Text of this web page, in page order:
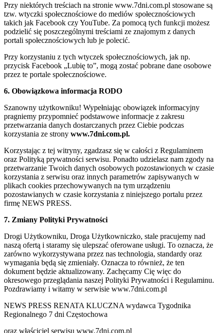
Przy niektórych treściach na stronie www.7dni.com.pl stosowane są
tzw. wtyczki społecznościowe do mediów społecznościowych
takich jak Facebook czy YouTube. Za pomocą tych funkcji możesz
podzielić się poszczególnymi treściami ze znajomym z danych
portali społecznościowych lub je polecić.
Przy korzystaniu z tych wtyczek społecznościowych, jak np.
przycisk Facebook „Lubię to”, mogą zostać pobrane dane osobowe
przez te portale społecznościowe.
6. Obowiązkowa informacja RODO
Szanowny użytkowniku! Wypełniając obowiązek informacyjny
pragniemy przypomnieć podstawowe informacje z zakresu
przetwarzania danych dostarczanych przez Ciebie podczas
korzystania ze strony www.7dni.com.pl.
Korzystając z tej witryny, zgadzasz się w całości z Regulaminem
oraz Polityką prywatności serwisu. Ponadto udzielasz nam zgody na
przetwarzanie Twoich danych osobowych pozostawionych w czasie
korzystania z serwisu oraz innych parametrów zapisywanych w
plikach cookies przechowywanych na tym urządzeniu
pozostawianych w czasie korzystania z niniejszego portalu przez
firmę NEWS PRESS.
7. Zmiany Polityki Prywatności
Drogi Użytkowniku, Droga Użytkowniczko, stale pracujemy nad
naszą ofertą i staramy się ulepszać oferowane usługi. To oznacza, że
zarówno wykorzystywana przez nas technologia, standardy oraz
wymagania będą się zmieniały. Oznacza to również, że ten
dokument będzie aktualizowany. Zachęcamy Cię więc do
okresowego przeglądania naszej Polityki Prywatności i Regulaminu.
Pozdrawiamy i witamy w serwisie www.7dni.com.pl
NEWS PRESS RENATA KLUCZNA wydawca Tygodnika
Regionalnego 7 dni Częstochowa
oraz właściciel serwisu www.7dni.com.pl